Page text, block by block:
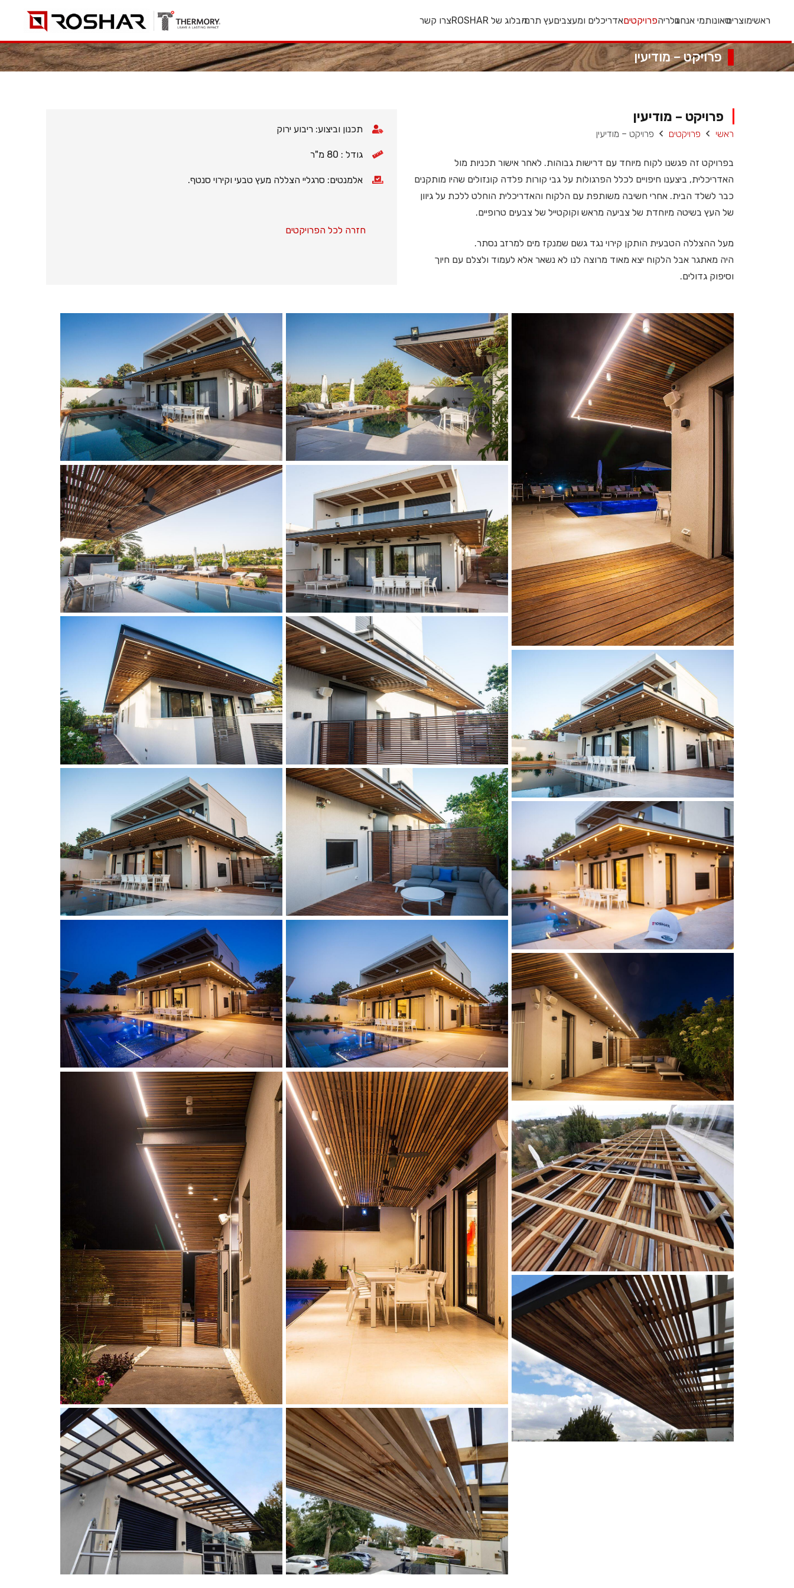
ראשימוצריםסאונותמי אנחנוגלריהפרויקטיםאדריכלים ומעצביםעץ תרמיהבלוג של ROSHAR צרו קשר
פרויקט – מודיעין
פרויקט – מודיעין
ראשי פרויקטים פרויקט – מודיעין
בפרויקט זה פגשנו לקוח מיוחד עם דרישות גבוהות. לאחר אישור תכניות מול
האדריכלית, ביצענו חיפויים לכלל הפרגולות על גבי קורות פלדה קונזולים שהיו מותקנים
כבר לשלד הבית. אחרי חשיבה משותפת עם הלקוח והאדריכלית הוחלט ללכת על גיוון
של העץ בשיטה מיוחדת של צביעה מראש וקוקטייל של צבעים טרופיים.
מעל ההצללה הטבעית הותקן קירוי נגד גשם שמנקז מים למרזב נסתר.
היה מאתגר אבל הלקוח יצא מאוד מרוצה לנו לא נשאר אלא לעמוד ולצלם עם חיוך
וסיפוק גדולים.
תכנון וביצוע: ריבוע ירוק
גודל : 80 מ"ר
אלמנטים: סרגליי הצללה מעץ טבעי וקירוי סנטף.
חזרה לכל הפרויקטים